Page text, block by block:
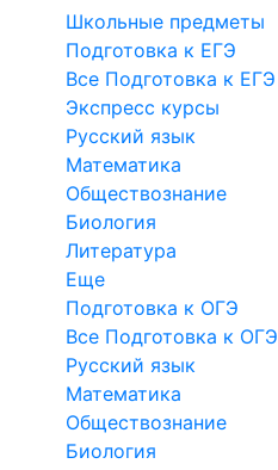
Школьные предметы
Подготовка к ЕГЭ
Все Подготовка к ЕГЭ
Экспресс курсы
Русский язык
Математика
Обществознание
Биология
Литература
Еще
Подготовка к ОГЭ
Все Подготовка к ОГЭ
Русский язык
Математика
Обществознание
Биология